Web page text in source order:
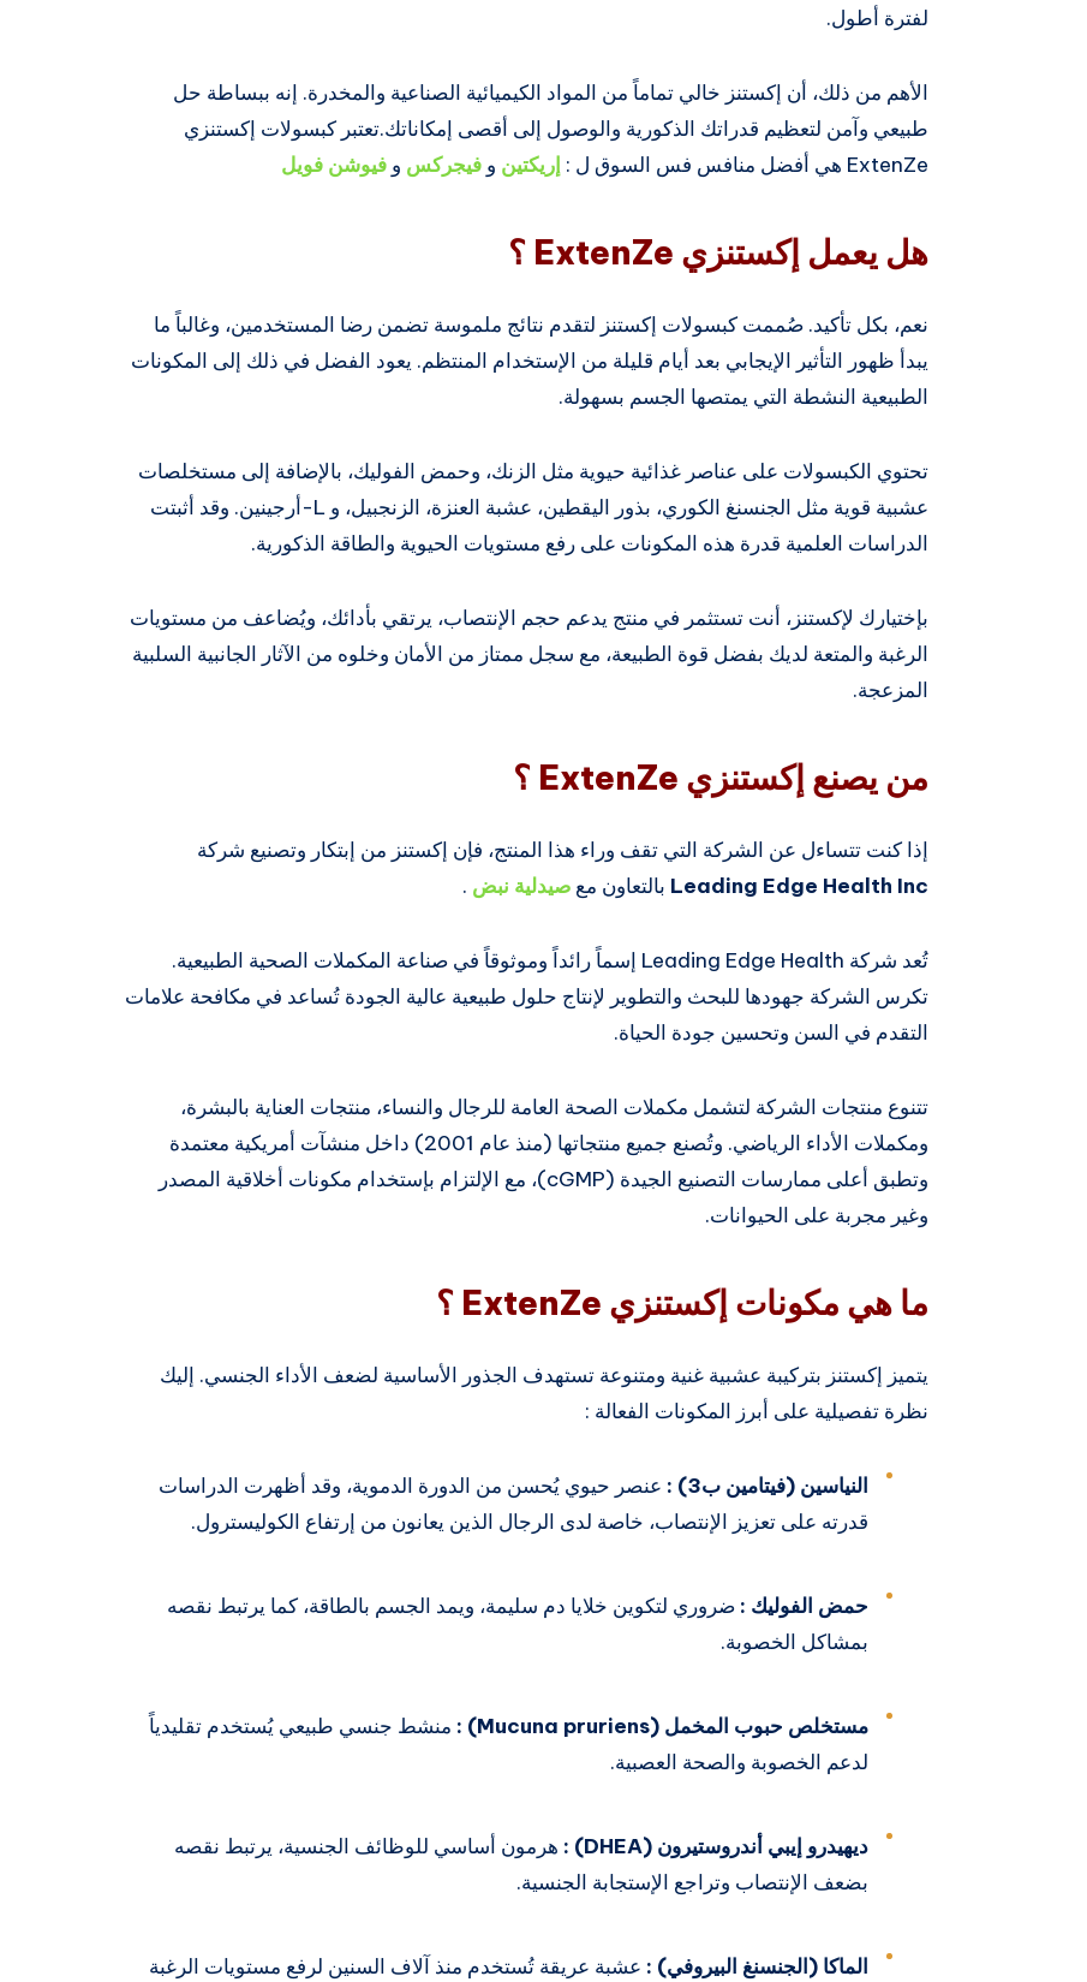
لفترة أطول.
الأهم من ذلك، أن إكستنز خالي تماماً من المواد الكيميائية الصناعية والمخدرة. إنه ببساطة حل
طبيعي وآمن لتعظيم قدراتك الذكورية والوصول إلى أقصى إمكاناتك.تعتبر كبسولات إكستنزي
ExtenZe هي أفضل منافس فس السوق ل :
إريكتين و فيجركس و فيوشن فويل
هل يعمل إكستنزي ExtenZe ؟
نعم، بكل تأكيد. صُممت كبسولات إكستنز لتقدم نتائج ملموسة تضمن رضا المستخدمين، وغالباً ما
يبدأ ظهور التأثير الإيجابي بعد أيام قليلة من الإستخدام المنتظم. يعود الفضل في ذلك إلى المكونات
الطبيعية النشطة التي يمتصها الجسم بسهولة.
تحتوي الكبسولات على عناصر غذائية حيوية مثل الزنك، وحمض الفوليك، بالإضافة إلى مستخلصات
عشبية قوية مثل الجنسنغ الكوري، بذور اليقطين، عشبة العنزة، الزنجبيل، و L-أرجينين. وقد أثبتت
الدراسات العلمية قدرة هذه المكونات على رفع مستويات الحيوية والطاقة الذكورية.
بإختيارك لإكستنز، أنت تستثمر في منتج يدعم حجم الإنتصاب، يرتقي بأدائك، ويُضاعف من مستويات
الرغبة والمتعة لديك بفضل قوة الطبيعة، مع سجل ممتاز من الأمان وخلوه من الآثار الجانبية السلبية
المزعجة.
من يصنع إكستنزي ExtenZe ؟
إذا كنت تتساءل عن الشركة التي تقف وراء هذا المنتج، فإن إكستنز من إبتكار وتصنيع شركة
Leading Edge Health Inc بالتعاون مع صيدلية نبض .
تُعد شركة Leading Edge Health إسماً رائداً وموثوقاً في صناعة المكملات الصحية الطبيعية.
تكرس الشركة جهودها للبحث والتطوير لإنتاج حلول طبيعية عالية الجودة تُساعد في مكافحة علامات
التقدم في السن وتحسين جودة الحياة.
تتنوع منتجات الشركة لتشمل مكملات الصحة العامة للرجال والنساء، منتجات العناية بالبشرة،
ومكملات الأداء الرياضي. وتُصنع جميع منتجاتها (منذ عام 2001) داخل منشآت أمريكية معتمدة
وتطبق أعلى ممارسات التصنيع الجيدة (cGMP)، مع الإلتزام بإستخدام مكونات أخلاقية المصدر
وغير مجربة على الحيوانات.
ما هي مكونات إكستنزي ExtenZe ؟
يتميز إكستنز بتركيبة عشبية غنية ومتنوعة تستهدف الجذور الأساسية لضعف الأداء الجنسي. إليك
نظرة تفصيلية على أبرز المكونات الفعالة :
النياسين (فيتامين ب3) :
عنصر حيوي يُحسن من الدورة الدموية، وقد أظهرت الدراسات
قدرته على تعزيز الإنتصاب، خاصة لدى الرجال الذين يعانون من إرتفاع الكوليسترول.
حمض الفوليك : ضروري لتكوين خلايا دم سليمة، ويمد الجسم بالطاقة، كما يرتبط نقصه
بمشاكل الخصوبة.
مستخلص حبوب المخمل (Mucuna pruriens) :
منشط جنسي طبيعي يُستخدم تقليدياً
لدعم الخصوبة والصحة العصبية.
ديهيدرو إيبي أندروستيرون (DHEA) :
هرمون أساسي للوظائف الجنسية، يرتبط نقصه
بضعف الإنتصاب وتراجع الإستجابة الجنسية.
الماكا (الجنسنغ البيروفي) : عشبة عريقة تُستخدم منذ آلاف السنين لرفع مستويات الرغبة